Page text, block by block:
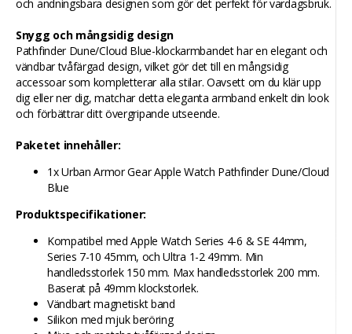
och andningsbara designen som gör det perfekt för vardagsbruk.
Snygg och mångsidig design
Pathfinder Dune/Cloud Blue-klockarmbandet har en elegant och
vändbar tvåfärgad design, vilket gör det till en mångsidig
accessoar som kompletterar alla stilar. Oavsett om du klär upp
dig eller ner dig, matchar detta eleganta armband enkelt din look
och förbättrar ditt övergripande utseende.
Paketet innehåller:
1x Urban Armor Gear Apple Watch Pathfinder Dune/Cloud
Blue
Produktspecifikationer:
Kompatibel med Apple Watch Series 4-6 & SE 44mm,
Series 7-10 45mm, och Ultra 1-2 49mm. Min
handledsstorlek 150 mm. Max handledsstorlek 200 mm.
Baserat på 49mm klockstorlek.
Vändbart magnetiskt band
Silikon med mjuk beröring